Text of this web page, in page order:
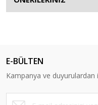
E-BÜLTEN
Kampanya ve duyurulardan